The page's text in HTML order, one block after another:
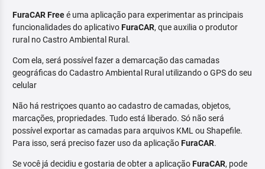
FuraCAR Freeé uma aplicação para experimentar as principais
funcionalidades do aplicativoFuraCAR, que auxilia o produtor
rural no Castro Ambiental Rural.
Com ela, será possível fazer a demarcação das camadas
geográficas do Cadastro Ambiental Rural utilizando o GPS do seu
celular
Não há restriçoes quanto ao cadastro de camadas, objetos,
marcações, propriedades. Tudo está liberado. Só não será
possível exportar as camadas para arquivos KML ou Shapefile.
Para isso, será preciso fazer uso da aplicaçãoFuraCAR.
Se você já decidiu e gostaria de obter a aplicaçãoFuraCAR, pode